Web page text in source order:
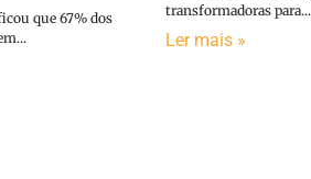
que 67% dos
transformadoras para...
Ler mais »